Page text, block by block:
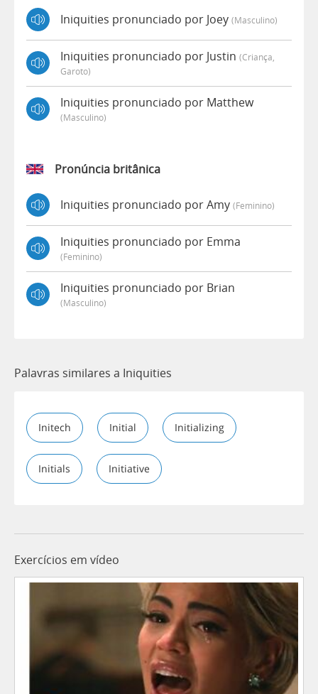
Iniquities pronunciado por Joey (masculino)
Iniquities pronunciado por Justin (criança,
Garoto)
Iniquities pronunciado por Matthew
(masculino)
Pronúncia britânica
Iniquities pronunciado por Amy (feminino)
Iniquities pronunciado por Emma
(feminino)
Iniquities pronunciado por Brian
(masculino)
Palavras similares a Iniquities
Initech Initial Initializing
Initials Initiative
Exercícios em vídeo